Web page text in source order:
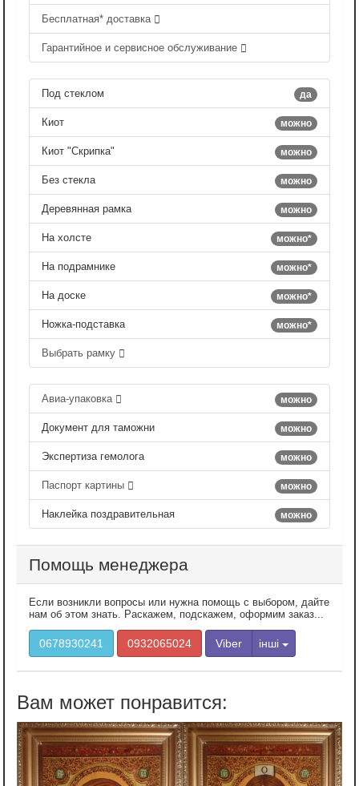
Бесплатная* доставка
Гарантийное и сервисное обслуживание
да
Под стеклом
можно
Киот
можно
Киот "Скрипка"
можно
Без стекла
можно
Деревянная рамка
можно*
На холсте
можно*
На подрамнике
можно*
На доске
можно*
Ножка-подставка
Выбрать рамку
можно
Авиа-упаковка
можно
Документ для таможни
можно
Экспертиза гемолога
можно
Паспорт картины
можно
Наклейка поздравительная
Помощь менеджера
Если возникли вопросы или нужна помощь с выбором, дайте
нам об этом знать. Раскажем, подскажем, оформим заказ...
0678930241 0932065024 Viber інші